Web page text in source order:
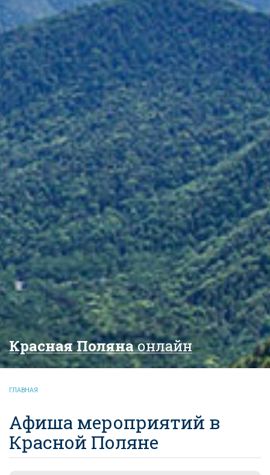
Красная Полянаонлайн
ГЛАВНАЯ
Афиша мероприятий в
Красной Поляне